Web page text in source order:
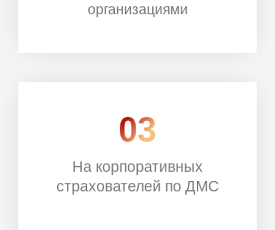
организациями
03
На корпоративных
страхователей по ДМС
РЕГИСТРАЦИЯ